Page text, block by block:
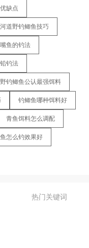
缺点
河道野钓鲫鱼技巧
鱼的钓法
钓法
野钓鲫鱼公认最强饵料
钓鲫鱼哪种饵料好
青鱼饵料怎么调配
怎么钓效果好
热门关键词